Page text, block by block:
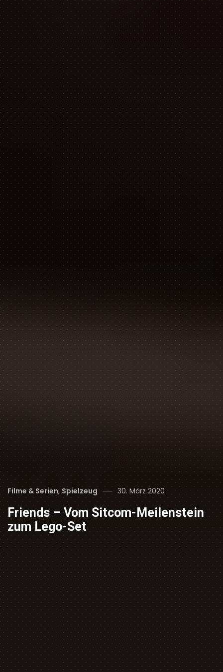
Categories
Filme & Serien, Spielzeug
Posted
on
30. März 2020
Friends – Vom Sitcom-Meilenstein
zum Lego-Set